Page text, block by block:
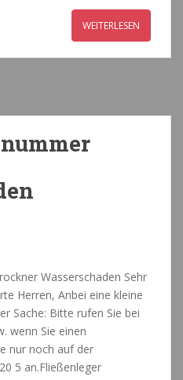
WEITERLESEN
Wasserschaden Sehr
Herren, Anbei eine kleine
Sache: Bitte rufen Sie bei
wenn Sie einen
nur noch auf der
5 an.Fließenleger